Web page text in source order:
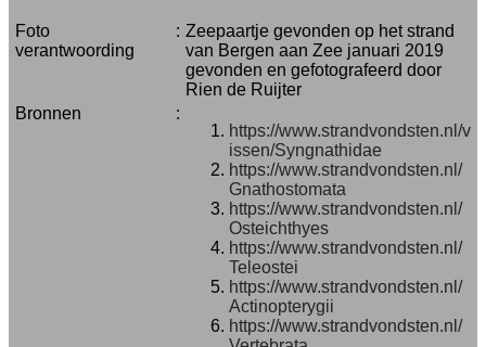
Foto
verantwoording
: Zeepaartje gevonden op het strand
van Bergen aan Zee januari 2019
gevonden en gefotografeerd door
Rien de Ruijter
Bronnen
:
https://www.strandvondsten.nl/v
issen/Syngnathidae
https://www.strandvondsten.nl/
Gnathostomata
https://www.strandvondsten.nl/
Osteichthyes
https://www.strandvondsten.nl/
Teleostei
https://www.strandvondsten.nl/
Actinopterygii
https://www.strandvondsten.nl/